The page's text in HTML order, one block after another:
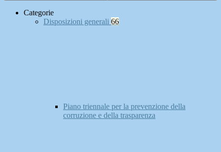
Categorie
Disposizioni generali 66
Piano triennale per la prevenzione della
corruzione e della trasparenza